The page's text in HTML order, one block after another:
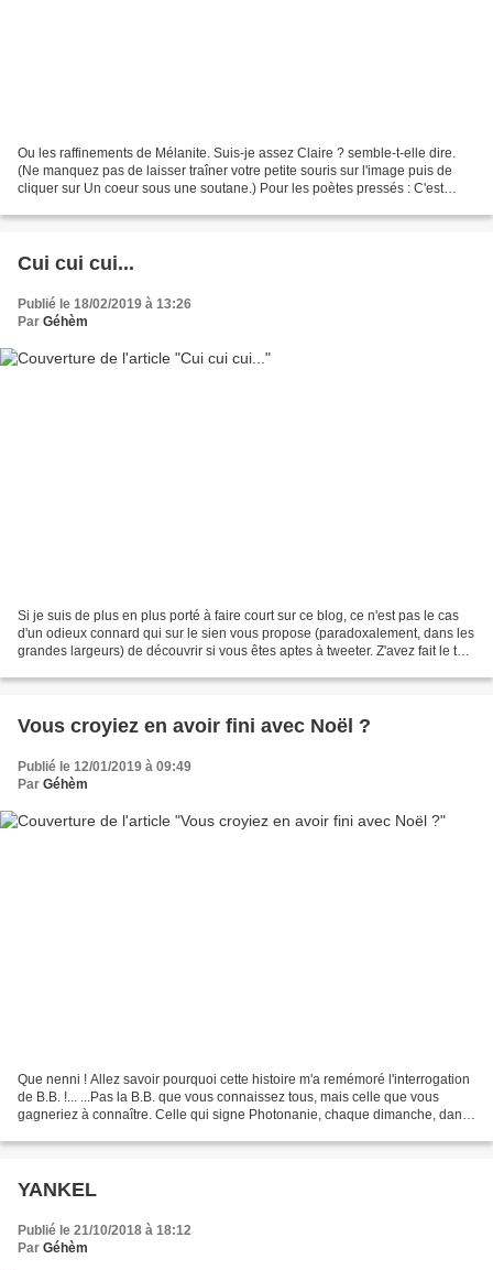
Ou les raffinements de Mélanite. Suis-je assez Claire ? semble-t-elle dire.
(Ne manquez pas de laisser traîner votre petite souris sur l'image puis de
cliquer sur Un coeur sous une soutane.) Pour les poètes pressés : C'est
Cui cui cui...
Publié le 18/02/2019 à 13:26
Par Géhèm
Si je suis de plus en plus porté à faire court sur ce blog, ce n'est pas le cas
d'un odieux connard qui sur le sien vous propose (paradoxalement, dans les
grandes largeurs) de découvrir si vous êtes aptes à tweeter. Z'avez fait le test
Vous croyiez en avoir fini avec Noël ?
Publié le 12/01/2019 à 09:49
Par Géhèm
Que nenni ! Allez savoir pourquoi cette histoire m'a remémoré l'interrogation
de B.B. !... ...Pas la B.B. que vous connaissez tous, mais celle que vous
gagneriez à connaître. Celle qui signe Photonanie, chaque dimanche, dans
YANKEL
Publié le 21/10/2018 à 18:12
Par Géhèm